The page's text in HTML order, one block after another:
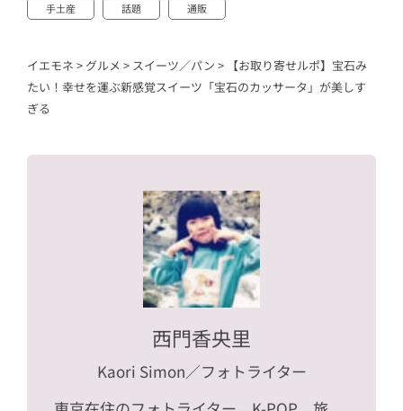
手土産 話題 通販
イエモネ > グルメ > スイーツ／パン > 【お取り寄せルポ】宝石み
たい！幸せを運ぶ新感覚スイーツ「宝石のカッサータ」が美しす
ぎる
西門香央里
Kaori Simon／フォトライター